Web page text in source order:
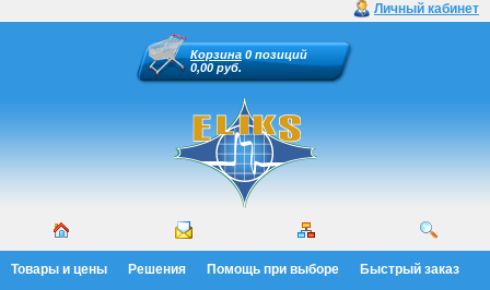
Личный кабинет
Корзина 0 позиций
0,00 руб.
Товары и цены Решения Помощь при выборе Быстрый заказ